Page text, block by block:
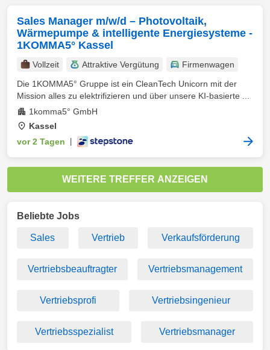
Sales Manager m/w/d – Photovoltaik,
Wärmepumpe & intelligente Energiesysteme -
1KOMMA5° Kassel
Vollzeit Attraktive Vergütung
Firmenwagen
Die 1KOMMA5° Gruppe ist ein CleanTech Unicorn mit der
Mission alles zu elektrifizieren und über unsere KI-basierte ...
1komma5° GmbH
Kassel
vor 2 Tagen
WEITERE TREFFER ANZEIGEN
Beliebte Jobs
Sales Vertrieb Verkaufsförderung
Vertriebsbeauftragter Vertriebsmanagement
Vertriebsprofi Vertriebsingenieur
Vertriebsspezialist Vertriebsmanager